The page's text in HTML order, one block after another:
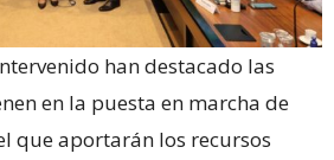
han destacado las
en la puesta en marcha de
que aportarán los recursos